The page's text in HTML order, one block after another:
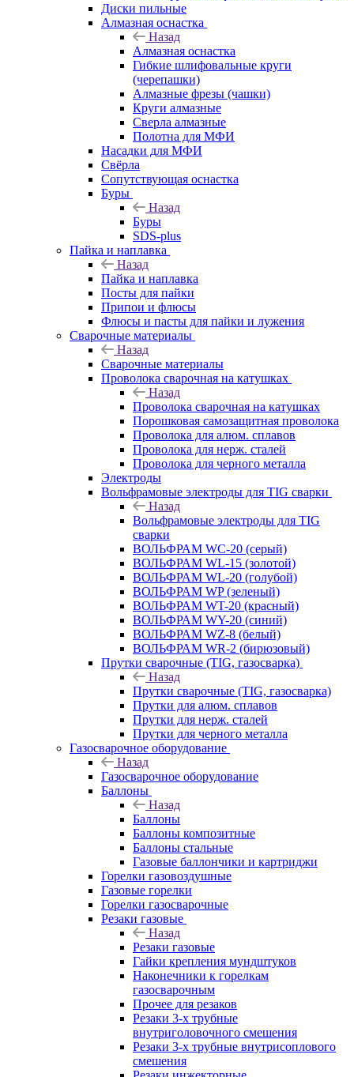
Диски пильные
Алмазная оснастка
Назад
Алмазная оснастка
Гибкие шлифовальные круги
(черепашки)
Алмазные фрезы (чашки)
Круги алмазные
Сверла алмазные
Полотна для МФИ
Насадки для МФИ
Свёрла
Сопутствующая оснастка
Буры
Назад
Буры
SDS-plus
Пайка и наплавка
Назад
Пайка и наплавка
Посты для пайки
Припои и флюсы
Флюсы и пасты для пайки и лужения
Сварочные материалы
Назад
Сварочные материалы
Проволока сварочная на катушках
Назад
Проволока сварочная на катушках
Порошковая самозащитная проволока
Проволока для алюм. сплавов
Проволока для нерж. сталей
Проволока для черного металла
Электроды
Вольфрамовые электроды для TIG сварки
Назад
Вольфрамовые электроды для TIG
сварки
ВОЛЬФРАМ WC-20 (серый)
ВОЛЬФРАМ WL-15 (золотой)
ВОЛЬФРАМ WL-20 (голубой)
ВОЛЬФРАМ WP (зеленый)
ВОЛЬФРАМ WT-20 (красный)
ВОЛЬФРАМ WY-20 (синий)
ВОЛЬФРАМ WZ-8 (белый)
ВОЛЬФРАМ WR-2 (бирюзовый)
Прутки сварочные (TIG, газосварка)
Назад
Прутки сварочные (TIG, газосварка)
Прутки для алюм. сплавов
Прутки для нерж. сталей
Прутки для черного металла
Газосварочное оборудование
Назад
Газосварочное оборудование
Баллоны
Назад
Баллоны
Баллоны композитные
Баллоны стальные
Газовые баллончики и картриджи
Горелки газовоздушные
Газовые горелки
Горелки газосварочные
Резаки газовые
Назад
Резаки газовые
Гайки крепления мундштуков
Наконечники к горелкам
газосварочным
Прочее для резаков
Резаки 3-х трубные
внутриголовочного смешения
Резаки 3-х трубные внутрисоплового
смешения